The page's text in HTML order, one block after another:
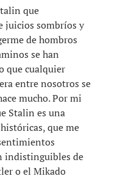
que
juicios sombríos y
de hombros
se han
que cualquier
entre nosotros se
mucho. Por mi
Stalin es una
que me
indistinguibles de
o el Mikado